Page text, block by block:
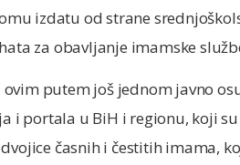
izdatu od strane
za obavljanje imamske
putem još jednom javno
i portala u BiH i regionu, koji
časnih i čestitih imama,